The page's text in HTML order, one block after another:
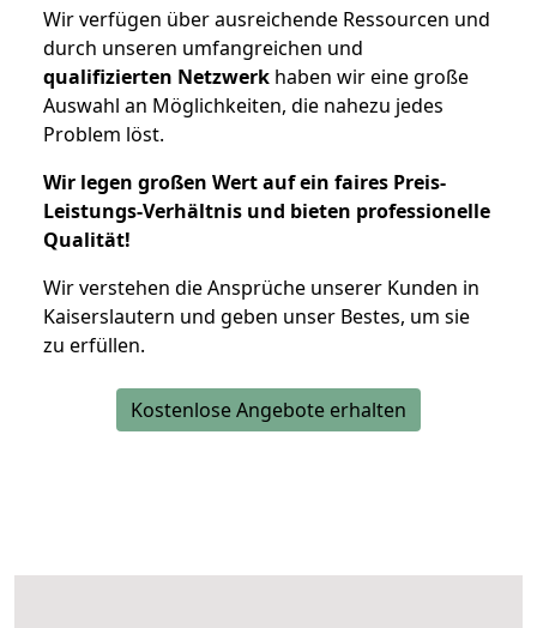
Wir verfügen über ausreichende Ressourcen und
durch unseren umfangreichen und
qualifizierten Netzwerk haben wir eine große
Auswahl an Möglichkeiten, die nahezu jedes
Problem löst.
Wir legen großen Wert auf ein faires Preis-
Leistungs-Verhältnis und bieten professionelle
Qualität!
Wir verstehen die Ansprüche unserer Kunden in
Kaiserslautern und geben unser Bestes, um sie
zu erfüllen.
Kostenlose Angebote erhalten